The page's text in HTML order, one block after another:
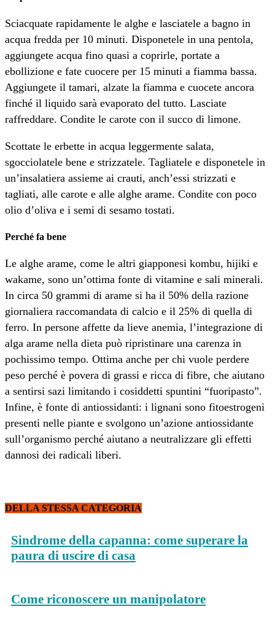
Sciacquate rapidamente le alghe e lasciatele a bagno in
acqua fredda per 10 minuti. Disponetele in una pentola,
aggiungete acqua fino quasi a coprirle, portate a
ebollizione e fate cuocere per 15 minuti a fiamma bassa.
Aggiungete il tamari, alzate la fiamma e cuocete ancora
finché il liquido sarà evaporato del tutto. Lasciate
raffreddare. Condite le carote con il succo di limone.
Scottate le erbette in acqua leggermente salata,
sgocciolatele bene e strizzatele. Tagliatele e disponetele in
un’insalatiera assieme ai crauti, anch’essi strizzati e
tagliati, alle carote e alle alghe arame. Condite con poco
olio d’oliva e i semi di sesamo tostati.
Perché fa bene
Le alghe arame, come le altri giapponesi kombu, hijiki e
wakame, sono un’ottima fonte di vitamine e sali minerali.
In circa 50 grammi di arame si ha il 50% della razione
giornaliera raccomandata di calcio e il 25% di quella di
ferro. In persone affette da lieve anemia, l’integrazione di
alga arame nella dieta può ripristinare una carenza in
pochissimo tempo. Ottima anche per chi vuole perdere
peso perché è povera di grassi e ricca di fibre, che aiutano
a sentirsi sazi limitando i cosiddetti spuntini “fuoripasto”.
Infine, è fonte di antiossidanti: i lignani sono fitoestrogeni
presenti nelle piante e svolgono un’azione antiossidante
sull’organismo perché aiutano a neutralizzare gli effetti
dannosi dei radicali liberi.
DELLA STESSA CATEGORIA
Sindrome della capanna: come superare la
paura di uscire di casa
Come riconoscere un manipolatore